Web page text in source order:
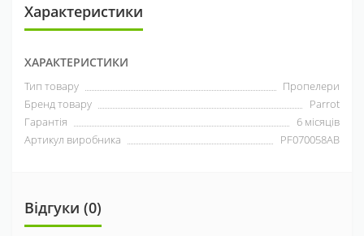
Характеристики
ХАРАКТЕРИСТИКИ
Тип товару
Пропелери
Бренд товару
Parrot
Гарантія
6 місяців
Артикул виробника
PF070058AB
Відгуки (0)